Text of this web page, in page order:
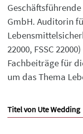
GmbH. Auditorin
22000, FSSC
Fachbeiträge für
um das Thema
Titel von Ute Wedding